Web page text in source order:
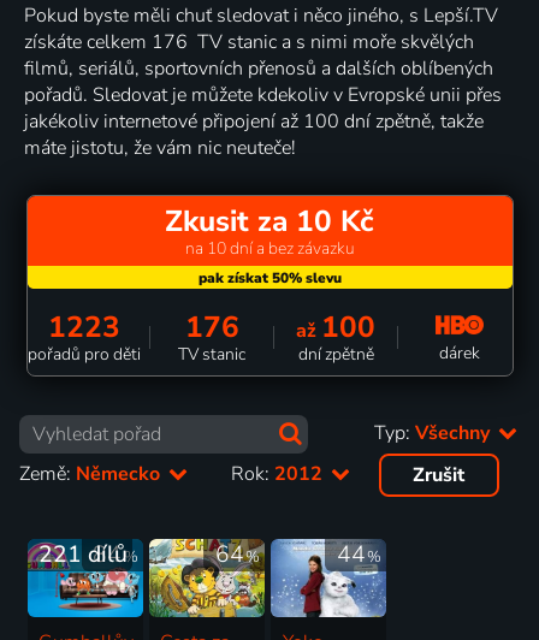
Pokud byste měli chuť sledovat i něco jiného, s Lepší.TV
získáte celkem 176 TV stanic a s nimi moře skvělých
filmů, seriálů, sportovních přenosů a dalších oblíbených
pořadů. Sledovat je můžete kdekoliv v Evropské unii přes
jakékoliv internetové připojení až 100 dní zpětně, takže
máte jistotu, že vám nic neuteče!
Zkusit za 10 Kč
na 10 dní a bez závazku
1223
pořadů pro děti
176
TV stanic
až 100
dní zpětně dárek
Typ: Všechny
Země: Německo Rok: 2012 Zrušit
84%
221 dílů 64% 44%